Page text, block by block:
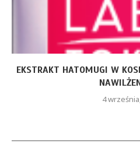
EKSTRAKT HATOMUGI W
4